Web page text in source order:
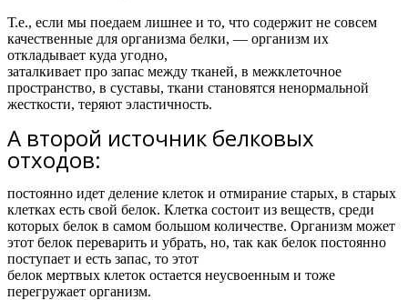
Т.е., если мы поедаем лишнее и то, что содержит не совсем
качественные для организма белки, — организм их
откладывает куда угодно,
заталкивает про запас между тканей, в межклеточное
пространство, в суставы, ткани становятся ненормальной
жесткости, теряют эластичность.
А второй источник белковых
отходов:
постоянно идет деление клеток и отмирание старых, в старых
клетках есть свой белок. Клетка состоит из веществ, среди
которых белок в самом большом количестве. Организм может
этот белок переварить и убрать, но, так как белок постоянно
поступает и есть запас, то этот
белок мертвых клеток остается неусвоенным и тоже
перегружает организм.